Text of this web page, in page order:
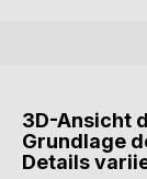
3D-Ansicht
Grundlage
Details